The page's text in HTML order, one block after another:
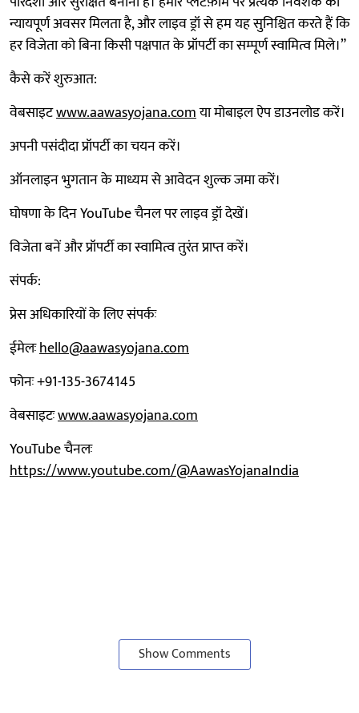
न्यायपूर्ण अवसर मिलता है, और लाइव ड्रॉ से हम यह सुनिश्चित करते हैं कि
हर विजेता को बिना किसी पक्षपात के प्रॉपर्टी का सम्पूर्ण स्वामित्व मिले।”
कैसे करें शुरुआत:
वेबसाइटwww.aawasyojana.comया मोबाइल ऐप डाउनलोड करें।
अपनी पसंदीदा प्रॉपर्टी का चयन करें।
ऑनलाइन भुगतान के माध्यम से आवेदन शुल्क जमा करें।
घोषणा के दिन YouTube चैनल पर लाइव ड्रॉ देखें।
विजेता बनें और प्रॉपर्टी का स्वामित्व तुरंत प्राप्त करें।
संपर्क:
प्रेस अधिकारियों के लिए संपर्कः
ईमेलःhello@aawasyojana.com
फोनः +91-135-3674145‬
वेबसाइटःwww.aawasyojana.com
YouTube चैनलः
https://www.youtube.com/@AawasYojanaIndia
Show Comments